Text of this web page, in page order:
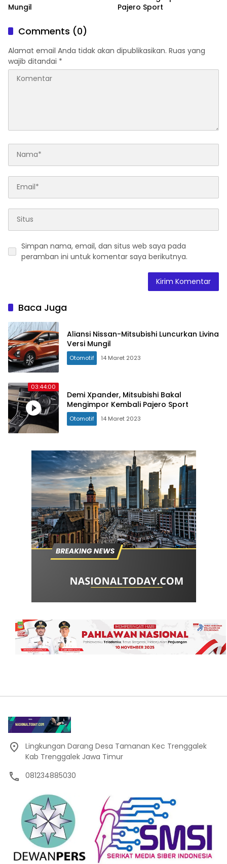
Mungil
Pajero Sport
Comments (0)
Alamat email Anda tidak akan dipublikasikan. Ruas yang
wajib ditandai *
Simpan nama, email, dan situs web saya pada
peramban ini untuk komentar saya berikutnya.
Baca Juga
Aliansi Nissan-Mitsubishi Luncurkan Livina
Versi Mungil
Otomotif 14 Maret 2023
03:44:00
Demi Xpander, Mitsubishi Bakal
Mengimpor Kembali Pajero Sport
Otomotif 14 Maret 2023
Lingkungan Darang Desa Tamanan Kec Trenggalek
Kab Trenggalek Jawa Timur
081234885030